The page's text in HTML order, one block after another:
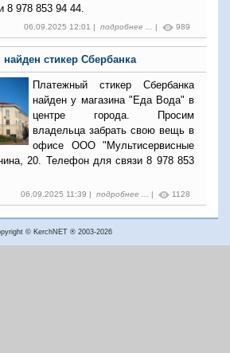
8 978 853 94 44.
06.09.2025 12:01 | подробнее ... | 989
стикер Сбербанка
Платежный стикер Сбербанка
найден у магазина "Еда Вода" в
центре города. Просим
владельца забрать свою вещь в
офисе ООО "Мультисервисные
20. Телефон для связи 8 978 853
06.09.2025 11:39 | подробнее ... | 1128
© KerchNET ® 2003-2026